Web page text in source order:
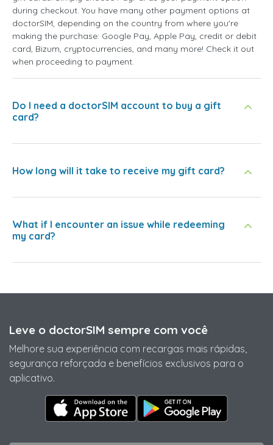
during checkout. You have many other payment options at
doctorSIM, depending on the country from where you're
making the purchase: Google Pay, Apple Pay, credit or debit
card, Bizum, cryptocurrencies, and many more! Check it out
when proceeding to payment.
Do I need a doctorSIM account to buy a gift
card?
How long will it take to receive my gift card?
What if I encounter an issue while redeeming
my card?
Leve o doctorSIM sempre com você
Melhore sua experiência com recargas mais rápidas,
segurança reforçada e benefícios exclusivos para o
aplicativo.